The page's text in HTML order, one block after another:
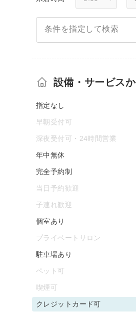
条件を指定して検索
設備・サービス
指定なし
早朝受付可
深夜受付可・24時間営業
年中無休
完全予約制
当日予約歓迎
子連れ歓迎
個室あり
プライベートサロン
駐車場あり
ペット可
喫煙可
クレジットカード可